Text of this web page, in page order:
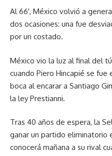
Al 66′, México volvió a
dos ocasiones: una fue
por un costado.
México vio la luz al final del
cuando Piero Hincapié se
boca al encarar a Santiago
la ley Prestianni.
Tras 40 años de espera, la
ganar un partido eliminatorio
conocerá mañana a su rival